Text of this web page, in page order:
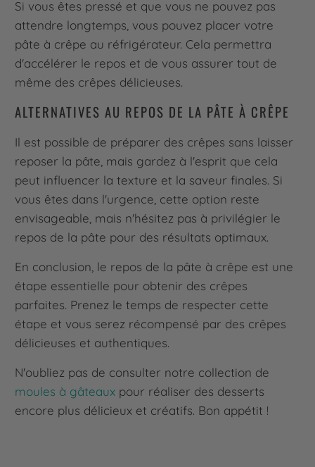
Si vous êtes pressé et que vous ne pouvez pas
attendre longtemps, vous pouvez placer votre
pâte à crêpe au réfrigérateur. Cela permettra
d'accélérer le repos et de vous assurer tout de
même des crêpes délicieuses.
ALTERNATIVES AU REPOS DE LA PÂTE À CRÊPE
Il est possible de préparer des crêpes sans laisser
reposer la pâte, mais gardez à l'esprit que cela
peut influencer la texture et la saveur finales. Si
vous êtes dans l'urgence, cette option reste
envisageable, mais n'hésitez pas à privilégier le
repos de la pâte pour des résultats optimaux.
En conclusion, le repos de la pâte à crêpe est une
étape essentielle pour obtenir des crêpes
parfaites. Prenez le temps de respecter cette
étape et vous serez récompensé par des crêpes
délicieuses et authentiques.
N'oubliez pas de consulter notre collection de
moules à gâteaux pour réaliser des desserts
encore plus délicieux et créatifs. Bon appétit !